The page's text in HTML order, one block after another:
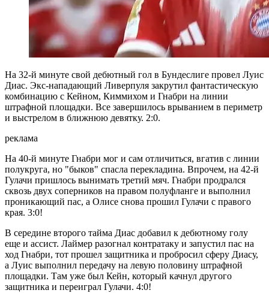
На 32-й минуте свой дебютный гол в Бундеслиге провел Луис
Диас. Экс-нападающий Ливерпуля закрутил фантастическую
комбинацию с Кейном, Киммихом и Гнабри на линии
штрафной площадки. Все завершилось врыванием в периметр
и выстрелом в ближнюю девятку. 2:0.
реклама
На 40-й минуте Гнабри мог и сам отличиться, вгатив с линии
полукруга, но "быков" спасла перекладина. Впрочем, на 42-й
Гулачи пришлось вынимать третий мяч. Гнабри продрался
сквозь двух соперников на правом полуфланге и выполнил
проникающий пас, а Олисе снова прошил Гулачи с правого
края. 3:0!
В середине второго тайма Диас добавил к дебютному голу
еще и ассист. Лаймер разогнал контратаку и запустил пас на
ход Гнабри, тот прошел защитника и пробросил сферу Диасу,
а Луис выполнил передачу на левую половину штрафной
площадки. Там уже был Кейн, который качнул другого
защитника и переиграл Гулачи. 4:0!